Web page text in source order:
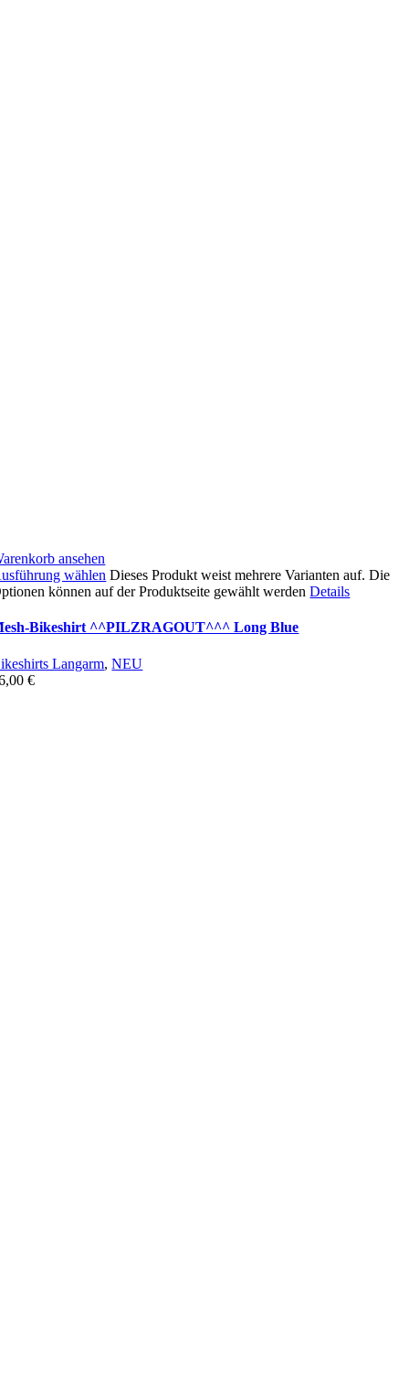
ansehen
wählen Dieses Produkt weist mehrere Varianten auf. Die
können auf der Produktseite gewählt werdenDetails
Bikeshirt ^^PILZRAGOUT^^^ Long Blue
Langarm,NEU
€